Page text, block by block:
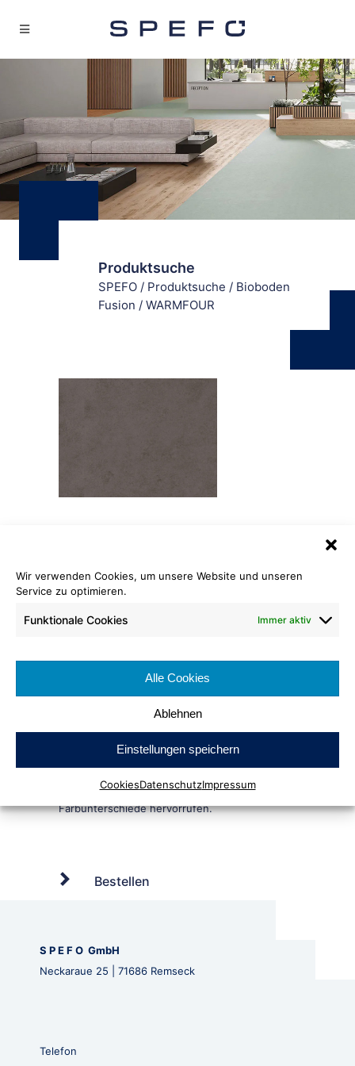
Wir verwenden Cookies, um unsere Website und unseren
Service zu optimieren.
Funktionale Cookies Immer aktiv
Alle Cookies
Ablehnen
Einstellungen speichern
CookiesDatenschutzImpressum
Produktsuche
SPEFO / Produktsuche / Bioboden
Fusion / WARMFOUR
Länge: ca. 20 lfm
Breite: ca. 200 cm
Nutzungsklasse:
Bestellen
S P E F O GmbH
Neckaraue 25 | 71686 Remseck
Telefon